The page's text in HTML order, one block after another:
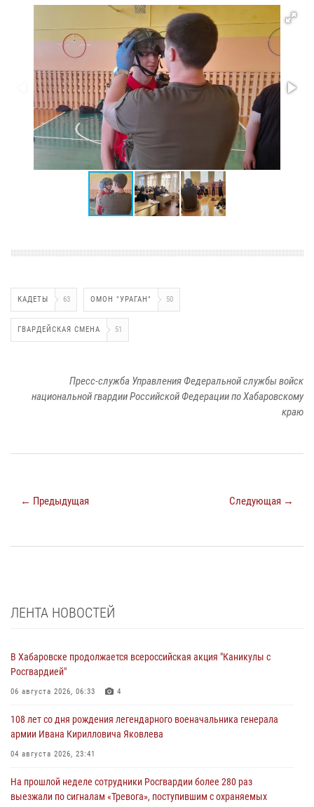
КАДЕТЫ 63 ОМОН "УРАГАН" 50
ГВАРДЕЙСКАЯ СМЕНА 51
Пресс-служба Управления Федеральной службы войск
национальной гвардии Российской Федерации по Хабаровскому
краю
← Предыдущая Следующая →
ЛЕНТА НОВОСТЕЙ
В Хабаровске продолжается всероссийская акция "Каникулы с
Росгвардией"
06 августа 2026, 06:33 4
108 лет со дня рождения легендарного военачальника генерала
армии Ивана Кирилловича Яковлева
04 августа 2026, 23:41
На прошлой неделе сотрудники Росгвардии более 280 раз
выезжали по сигналам «Тревога», поступившим с охраняемых